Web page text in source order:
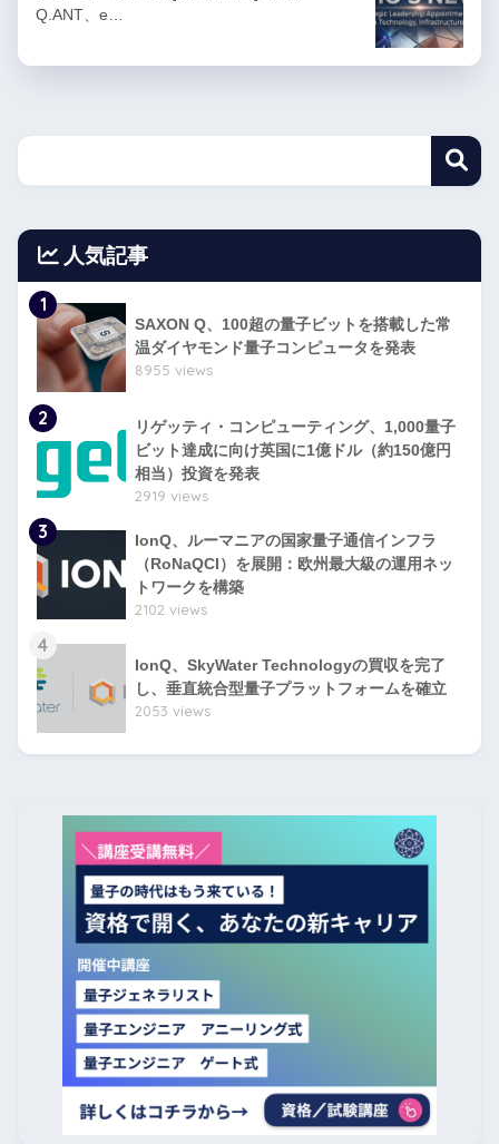
Q.ANT、e…
人気記事
1
SAXON Q、100超の量子ビットを搭載した常
温ダイヤモンド量子コンピュータを発表
8955 views
2
リゲッティ・コンピューティング、1,000量子
ビット達成に向け英国に1億ドル（約150億円
相当）投資を発表
2919 views
3
IonQ、ルーマニアの国家量子通信インフラ
（RoNaQCI）を展開：欧州最大級の運用ネッ
トワークを構築
2102 views
4
IonQ、SkyWater Technologyの買収を完了
し、垂直統合型量子プラットフォームを確立
2053 views